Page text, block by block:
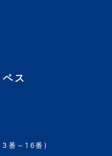
ス
3番～16番)